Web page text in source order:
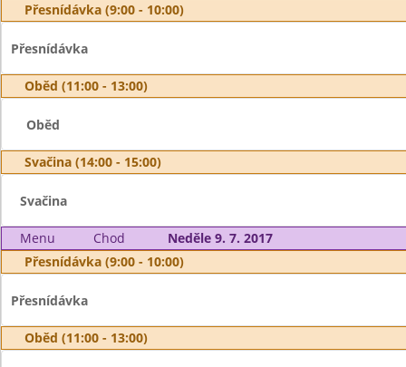
Přesnídávka (9:00 - 10:00)
Přesnídávka
Oběd (11:00 - 13:00)
Oběd
Svačina (14:00 - 15:00)
Svačina
Menu Chod
Neděle 9. 7. 2017
Přesnídávka (9:00 - 10:00)
Přesnídávka
Oběd (11:00 - 13:00)